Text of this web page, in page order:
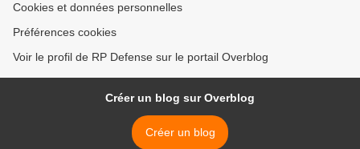
Cookies et données personnelles
Préférences cookies
Voir le profil de RP Defense sur le portail Overblog
Créer un blog sur Overblog
Créer un blog